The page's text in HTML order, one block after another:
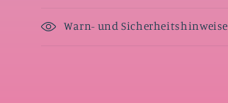
Warn- und Sicherheitshinweise